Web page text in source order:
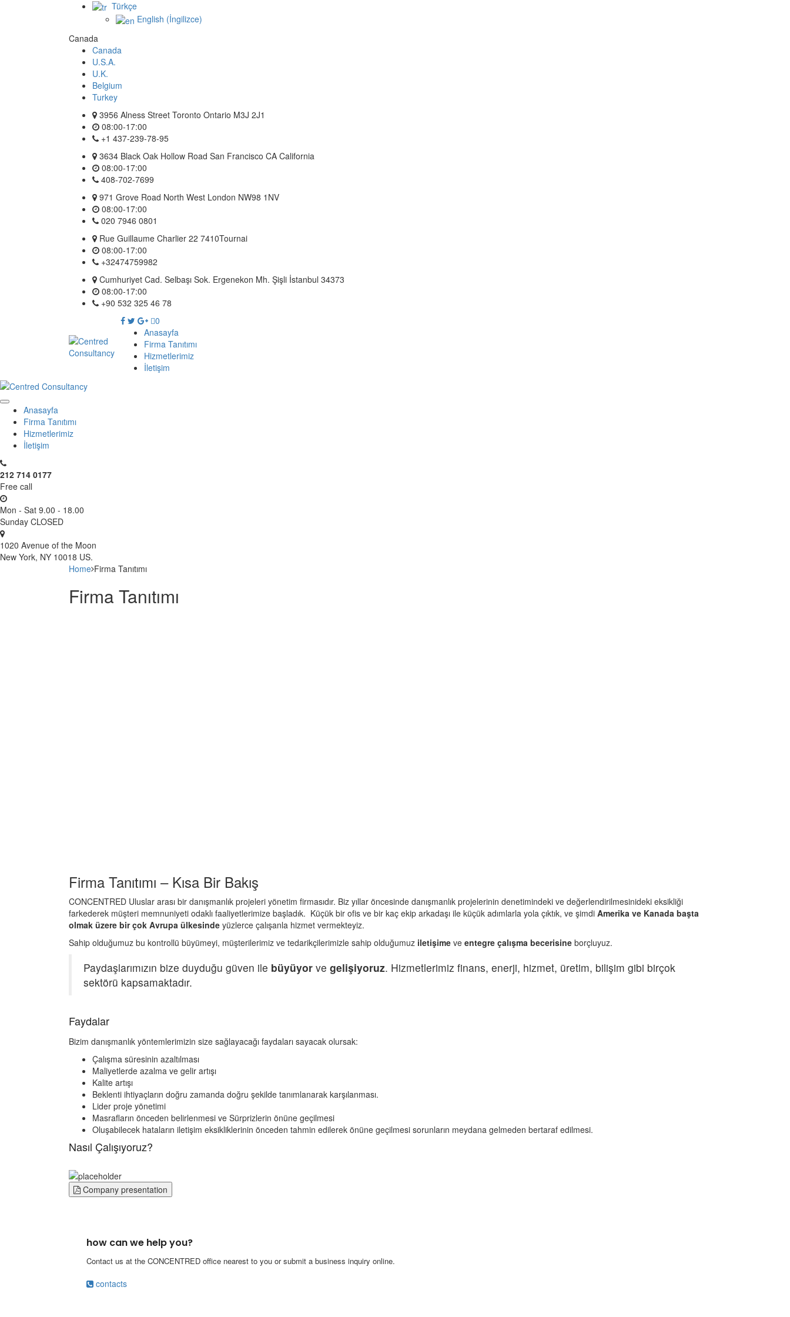
Türkçe
English (İngilizce)
Canada
Canada
U.S.A.
U.K.
Belgium
Turkey
3956 Alness Street Toronto Ontario M3J 2J1
08:00-17:00
+1 437-239-78-95
3634 Black Oak Hollow Road San Francisco CA California
08:00-17:00
408-702-7699
971 Grove Road North West London NW98 1NV
08:00-17:00
020 7946 0801
Rue Guillaume Charlier 22 7410Tournai
08:00-17:00
+32474759982
Cumhuriyet Cad. Selbaşı Sok. Ergenekon Mh. Şişli İstanbul 34373
08:00-17:00
+90 532 325 46 78
0
Anasayfa
Firma Tanıtımı
Hizmetlerimiz
İletişim
Anasayfa
Firma Tanıtımı
Hizmetlerimiz
İletişim
212 714 0177
Free call
Mon - Sat 9.00 - 18.00
Sunday CLOSED
1020 Avenue of the Moon
New York, NY 10018 US.
Home Firma Tanıtımı
Firma Tanıtımı
Firma Tanıtımı – Kısa Bir Bakış
CONCENTRED Uluslar arası bir danışmanlık projeleri yönetim firmasıdır. Biz yıllar öncesinde danışmanlık projelerinin denetimindeki ve değerlendirilmesinideki eksikliği
farkederek müşteri memnuniyeti odaklı faaliyetlerimize başladık. Küçük bir ofis ve bir kaç ekip arkadaşı ile küçük adımlarla yola çıktık, ve şimdi Amerika ve Kanada başta
olmak üzere bir çok Avrupa ülkesinde yüzlerce çalışanla hizmet vermekteyiz.
Sahip olduğumuz bu kontrollü büyümeyi, müşterilerimiz ve tedarikçilerimizle sahip olduğumuz iletişime ve entegre çalışma becerisine borçluyuz.
Paydaşlarımızın bize duyduğu güven ile büyüyor ve gelişiyoruz. Hizmetlerimiz finans, enerji, hizmet, üretim, bilişim gibi birçok
sektörü kapsamaktadır.
Faydalar
Bizim danışmanlık yöntemlerimizin size sağlayacağı faydaları sayacak olursak:
Çalışma süresinin azaltılması
Maliyetlerde azalma ve gelir artışı
Kalite artışı
Beklenti ihtiyaçların doğru zamanda doğru şekilde tanımlanarak karşılanması.
Lider proje yönetimi
Masrafların önceden belirlenmesi ve Sürprizlerin önüne geçilmesi
Oluşabilecek hataların iletişim eksikliklerinin önceden tahmin edilerek önüne geçilmesi sorunların meydana gelmeden bertaraf edilmesi.
Nasıl Çalışıyoruz?
Company presentation
how can we help you?
Contact us at the CONCENTRED office nearest to you or submit a business inquiry online.
contacts